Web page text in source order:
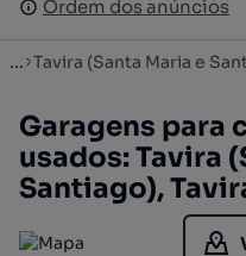
Ordem dos anúncios
Ordem dos anúncios
... Tavira (Santa Maria e
Garagens para
usados: Tavira
Santiago),